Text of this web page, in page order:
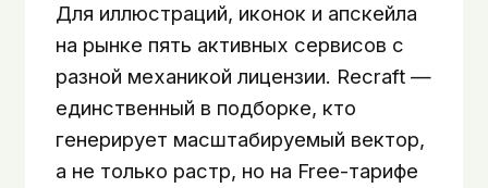
Для иллюстраций, иконок и апскейла
на рынке пять активных сервисов с
разной механикой лицензии. Recraft —
единственный в подборке, кто
генерирует масштабируемый вектор,
а не только растр, но на Free-тарифе